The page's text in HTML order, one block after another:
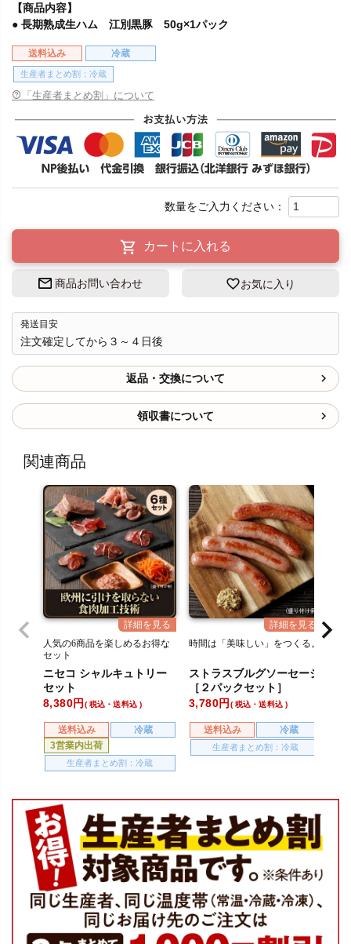
【商品内容】
● 長期熟成生ハム 江別黒豚 50g×1パック
送料込み 冷蔵
生産者まとめ割：冷蔵
「生産者まとめ割」について
カートに入れる
商品お問い合わせ お気に入り
発送目安
注文確定してから３～４日後
返品・交換について
領収書について
関連商品
人気の6商品を楽しめるお得な
セット
ニセコ シャルキュトリー
セット
送料込み
冷蔵
3営業内出荷
生産者まとめ割：冷蔵
8,380 税込・送料込
時間は「美味しい」をつくる。
ストラスブルグソーセージ
［２パックセット］
送料込み 冷蔵
生産者まとめ割：冷蔵
3,780 税込・送料込